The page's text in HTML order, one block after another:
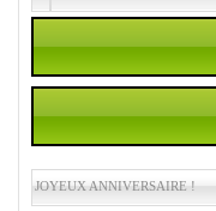
JOYEUX ANNIVERSAIRE !